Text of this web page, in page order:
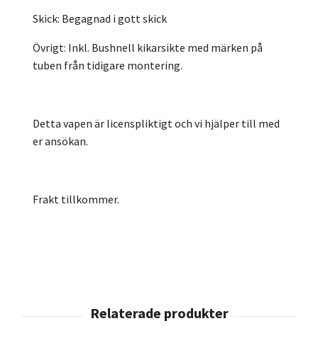
Skick: Begagnad i gott skick
Övrigt: Inkl. Bushnell kikarsikte med märken på
tuben från tidigare montering.
Detta vapen är licenspliktigt och vi hjälper till med
er ansökan.
Frakt tillkommer.